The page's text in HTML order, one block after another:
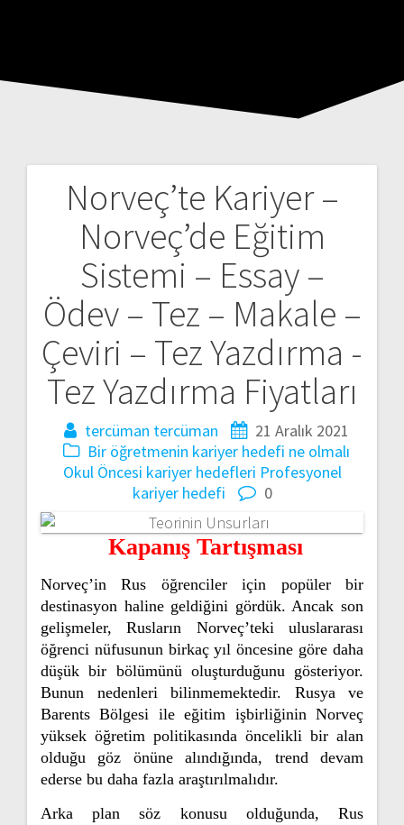
Norveç’te Kariyer –
Norveç’de Eğitim
Sistemi – Essay –
Ödev – Tez – Makale –
Çeviri – Tez Yazdırma -
Tez Yazdırma Fiyatları
tercüman tercüman
21 Aralık 2021
Bir öğretmenin kariyer hedefi ne olmalı
Okul Öncesi kariyer hedefleri Profesyonel
kariyer hedefi
0
Kapanış Tartışması
Norveç’in Rus öğrenciler için popüler bir
destinasyon haline geldiğini gördük. Ancak son
gelişmeler, Rusların Norveç’teki uluslararası
öğrenci nüfusunun birkaç yıl öncesine göre daha
düşük bir bölümünü oluşturduğunu gösteriyor.
Bunun nedenleri bilinmemektedir. Rusya ve
Barents Bölgesi ile eğitim işbirliğinin Norveç
yüksek öğretim politikasında öncelikli bir alan
olduğu göz önüne alındığında, trend devam
ederse bu daha fazla araştırılmalıdır.
Arka plan söz konusu olduğunda, Rus
Yazı
gezinmesi